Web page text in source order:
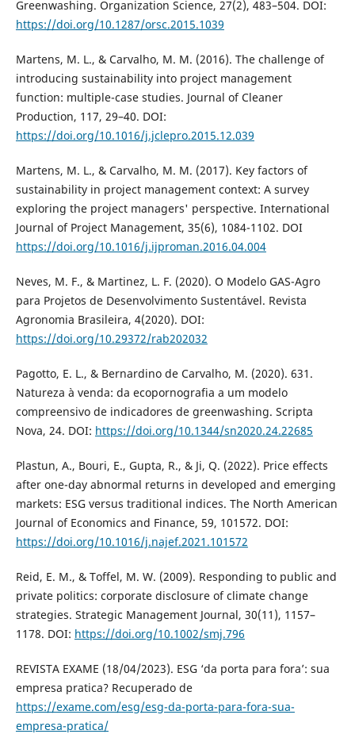
Greenwashing. Organization Science, 27(2), 483–504. DOI:
https://doi.org/10.1287/orsc.2015.1039
Martens, M. L., & Carvalho, M. M. (2016). The challenge of
introducing sustainability into project management
function: multiple-case studies. Journal of Cleaner
Production, 117, 29–40. DOI:
https://doi.org/10.1016/j.jclepro.2015.12.039
Martens, M. L., & Carvalho, M. M. (2017). Key factors of
sustainability in project management context: A survey
exploring the project managers' perspective. International
Journal of Project Management, 35(6), 1084-1102. DOI
https://doi.org/10.1016/j.ijproman.2016.04.004
Neves, M. F., & Martinez, L. F. (2020). O Modelo GAS-Agro
para Projetos de Desenvolvimento Sustentável. Revista
Agronomia Brasileira, 4(2020). DOI:
https://doi.org/10.29372/rab202032
Pagotto, E. L., & Bernardino de Carvalho, M. (2020). 631.
Natureza à venda: da ecopornografia a um modelo
compreensivo de indicadores de greenwashing. Scripta
Nova, 24. DOI: https://doi.org/10.1344/sn2020.24.22685
Plastun, A., Bouri, E., Gupta, R., & Ji, Q. (2022). Price effects
after one-day abnormal returns in developed and emerging
markets: ESG versus traditional indices. The North American
Journal of Economics and Finance, 59, 101572. DOI:
https://doi.org/10.1016/j.najef.2021.101572
Reid, E. M., & Toffel, M. W. (2009). Responding to public and
private politics: corporate disclosure of climate change
strategies. Strategic Management Journal, 30(11), 1157–
1178. DOI: https://doi.org/10.1002/smj.796
REVISTA EXAME (18/04/2023). ESG ‘da porta para fora’: sua
empresa pratica? Recuperado de
https://exame.com/esg/esg-da-porta-para-fora-sua-
empresa-pratica/